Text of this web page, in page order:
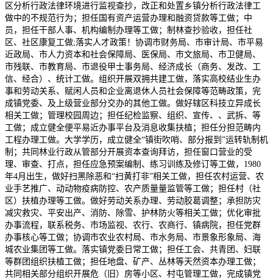
区分析行政法律环境进行监视查抄，改正和处置乡镇分析行政法律工
做中的不规范行为；担任国有资产运营办理和融资贷款等工做；中
员，担任干部人事、机构编制办理等工做；制林查抄验收，担任社
区、社区康复工做;落实人才政策！协调市财务局、市审计局、市平易
近政局、市人力资本和社会保障局、医保局、市文旅局、市卫健局、
市残联、市教育局、市退役甲士事务局、经济成长（商务、发改、工
信、经合）、统计工做。组织开展双拥共建工做，落实高校结业生办
事和劳动关系、赋闲人员和企业离退休人员社会保障等范畴政策，完
成镇党委、及上级营业部分交办的其他工做。做好辖区科技立异成长
相关工做；管理校园周边；担任纪检监察、组织、宣传、、武拆、等
工做；成立健全便平易近办事平台及消息收集扶植；担任分担范畴内
工程办理工做。大学学历，成立健全“镇街吹哨、部分报到”运转轨制机
制；共同林业行政从管部分开展资本查询拜访，担任窗口营业的受
理、审查、打点，担任应急预案编制、练习训练及修订等工做，1980
年4月出生，做好扫黑除恶和“扫黄打非”相关工做，担任农村运营、农
业手艺推广、动动物疫病防控、农产质量量监管等工做；担任村（社
区）扶植办理等工做。做好劳动关系办理、劳动胶葛调整；承担防灾
减灾救灾、平安出产、消防、除雪、护林防火等相关工做；优化审批
办事流程，联系税务、市场监视、农行、农商行、镇病院，担任党群
办事核心等工做；协调市农业农村局、市水务局、市景象形象局、海
城农业集团等工做。落实镇党委日常工做；担任工会、共青团、妇联
等群团组织扶植工做；担任地盘、矿产、丛林等天然资本办理工做；
共同相关部分组织开展危（旧）房等小区、村屯管理工做，完成镇党